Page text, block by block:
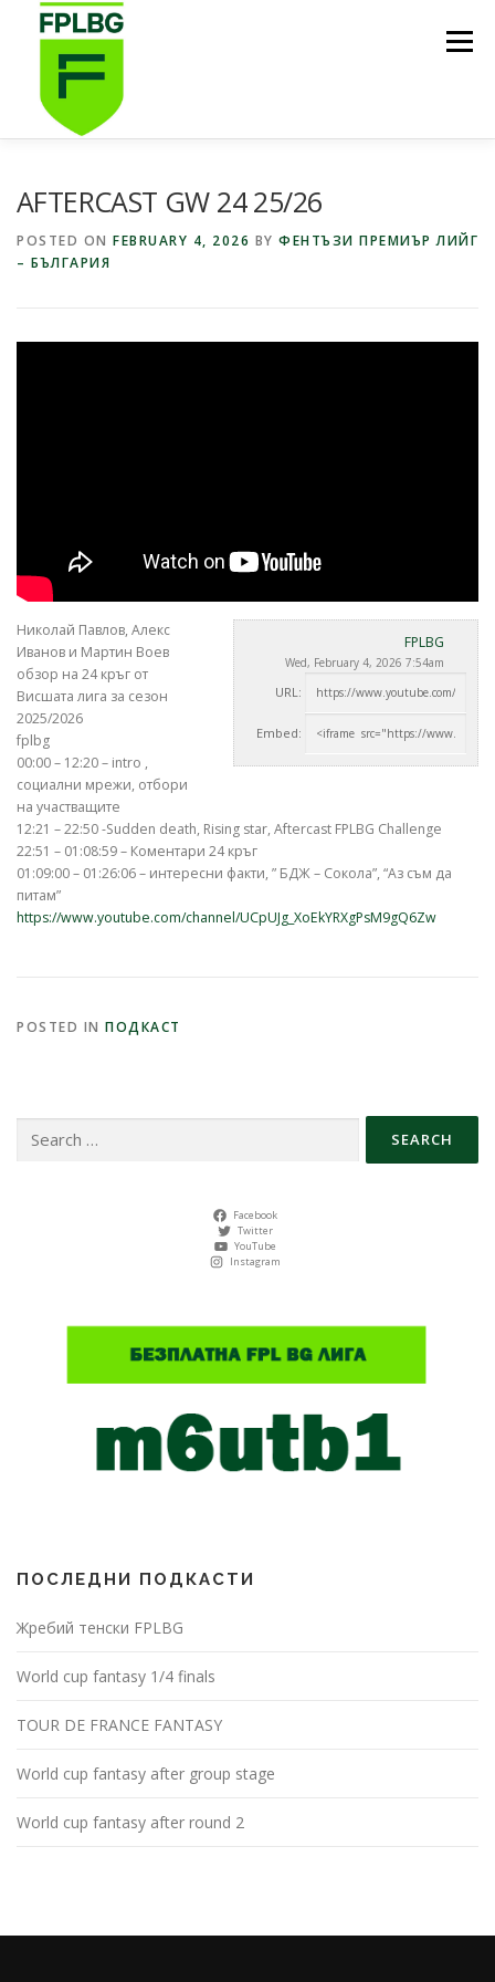
Menu
ФУТБОЛНА СТИПЕНДИЯ FPL BG
AFTERCAST GW 24 25/26
POSTED ON FEBRUARY 4, 2026 BY ФЕНТЪЗИ ПРЕМИЪР ЛИЙГ
– БЪЛГАРИЯ
FPLBG
Wed, February 4, 2026 7:54am
URL:
Embed:
Николай Павлов, Алекс
Иванов и Мартин Воев
обзор на 24 кръг от
Висшата лига за сезон
2025/2026
fplbg
00:00 – 12:20 – intro ,
социални мрежи, отбори
на участващите
12:21 – 22:50 -Sudden death, Rising star, Aftercast FPLBG Challenge
22:51 – 01:08:59 – Коментари 24 кръг
01:09:00 – 01:26:06 – интересни факти, ” БДЖ – Сокола”, “Аз съм да
питам”
https://www.youtube.com/channel/UCpUJg_XoEkYRXgPsM9gQ6Zw
POSTED IN ПОДКАСТ
for:
Facebook
Twitter
YouTube
Instagram
ПОСЛЕДНИ ПОДКАСТИ
Жребий тенски FPLBG
World cup fantasy 1/4 finals
TOUR DE FRANCE FANTASY
World cup fantasy after group stage
World cup fantasy after round 2